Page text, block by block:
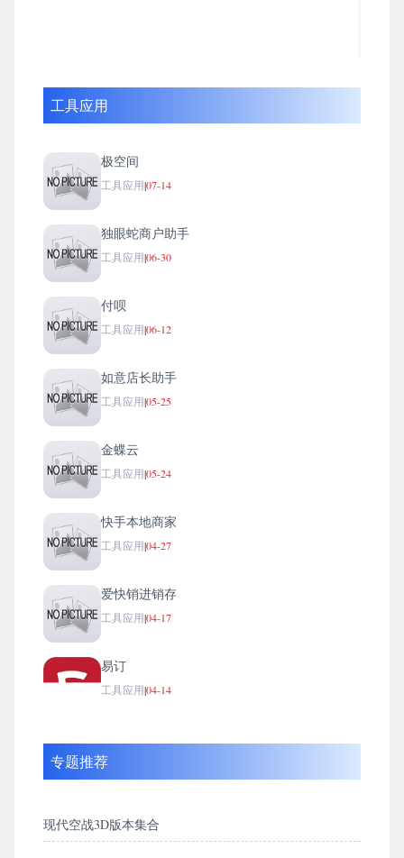
工具应用
极空间
工具应用|07-14
独眼蛇商户助手
工具应用|06-30
付呗
工具应用|06-12
如意店长助手
工具应用|05-25
金蝶云
工具应用|05-24
快手本地商家
工具应用|04-27
爱快销进销存
工具应用|04-17
易订
工具应用|04-14
专题推荐
现代空战3D版本集合